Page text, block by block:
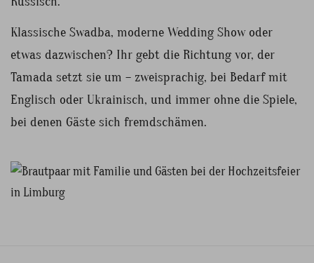
Klassische Swadba, moderne Wedding Show oder
etwas dazwischen? Ihr gebt die Richtung vor, der
Tamada setzt sie um – zweisprachig, bei Bedarf mit
Englisch oder Ukrainisch, und immer ohne die Spiele,
bei denen Gäste sich fremdschämen.